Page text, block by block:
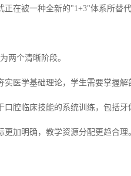
正在被一种全新的"1+3"体系所替
两个清晰阶段。
实医学基础理论，学生需要掌握解
口腔临床技能的系统训练，包括牙
加明确，教学资源分配更趋合理